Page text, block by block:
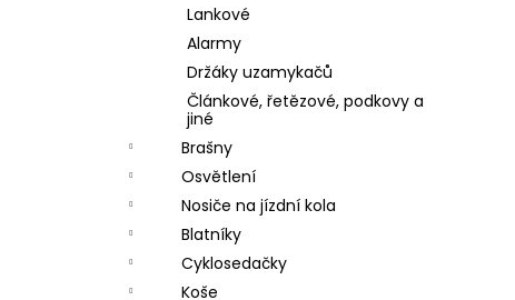
Lankové
Alarmy
Držáky uzamykačů
Článkové, řetězové, podkovy a
jiné
Brašny
Osvětlení
Nosiče na jízdní kola
Blatníky
Cyklosedačky
Koše